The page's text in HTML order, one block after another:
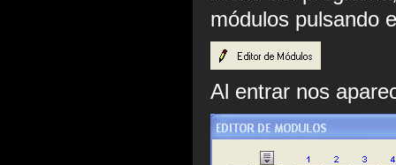
módulos pulsando
Al entrar nos